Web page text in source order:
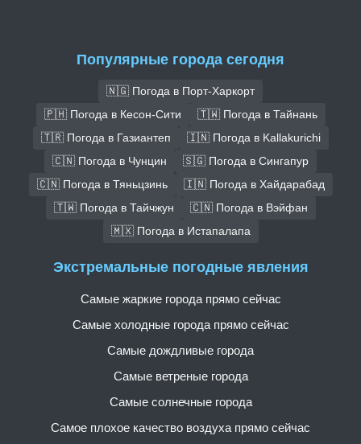
Популярные города сегодня
🇳🇬 Погода в Порт-Харкорт
🇵🇭 Погода в Кесон-Сити
🇹🇼 Погода в Тайнань
🇹🇷 Погода в Газиантеп
🇮🇳 Погода в Kallakurichi
🇨🇳 Погода в Чунцин
🇸🇬 Погода в Сингапур
🇨🇳 Погода в Тяньцзинь
🇮🇳 Погода в Хайдарабад
🇹🇼 Погода в Тайчжун
🇨🇳 Погода в Вэйфан
🇲🇽 Погода в Истапалапа
Экстремальные погодные явления
Самые жаркие города прямо сейчас
Самые холодные города прямо сейчас
Самые дождливые города
Самые ветреные города
Самые солнечные города
Самое плохое качество воздуха прямо сейчас